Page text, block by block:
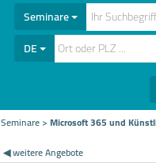
Seminare
DE
Seminare> Microsoft 365 und
◀ weitere Angebote